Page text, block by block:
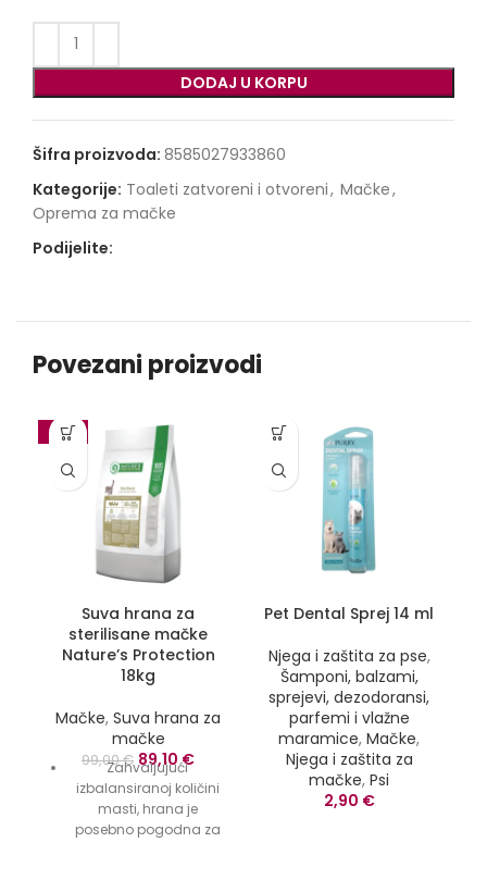
DODAJ U KORPU
Šifra proizvoda: 8585027933860
Kategorije: Toaleti zatvoreni i otvoreni, Mačke,
Oprema za mačke
Podijelite:
Povezani proizvodi
-10%
Suva hrana za
sterilisane mačke
Nature’s Protection
18kg
Mačke, Suva hrana za
mačke
99,00€ Originalna
cena
je
bila:
99,00 €.
89,10€Trenutna
cena
je:
89,10 €.
Zahvaljujući
izbalansiranoj količini
masti, hrana je
posebno pogodna za
Pet Dental Sprej 14 ml
Njega i zaštita za pse,
Šamponi, balzami,
sprejevi, dezodoransi,
parfemi i vlažne
maramice, Mačke,
Njega i zaštita za
mačke, Psi
2,90 €